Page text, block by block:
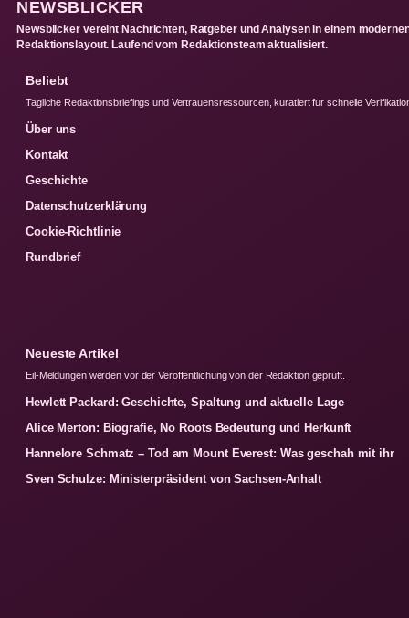
NEWSBLICKER
Newsblicker vereint Nachrichten, Ratgeber und Analysen in einem
Redaktionslayout. Laufend vom Redaktionsteam aktualisiert.
Beliebt
Tagliche Redaktionsbriefings und Vertrauensressourcen, kuratiert fur schnelle
Über uns
Kontakt
Geschichte
Datenschutzerklärung
Cookie-Richtlinie
Rundbrief
Neueste Artikel
Eil-Meldungen werden vor der Veroffentlichung von der Redaktion gepruft.
Hewlett Packard: Geschichte, Spaltung und aktuelle Lage
Alice Merton: Biografie, No Roots Bedeutung und Herkunft
Hannelore Schmatz – Tod am Mount Everest: Was geschah mit ihr
Sven Schulze: Ministerpräsident von Sachsen-Anhalt